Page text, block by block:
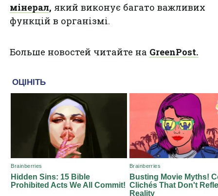
мінерал, який виконує багато важливих
функцій в організмі.
Больше новостей читайте на GreenPost.